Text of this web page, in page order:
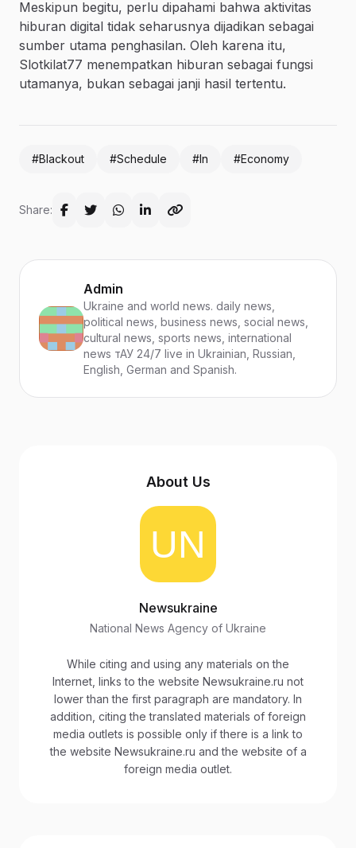
Meskipun begitu, perlu dipahami bahwa aktivitas
hiburan digital tidak seharusnya dijadikan sebagai
sumber utama penghasilan. Oleh karena itu,
Slotkilat77 menempatkan hiburan sebagai fungsi
utamanya, bukan sebagai janji hasil tertentu.
#Blackout #Schedule #In #Economy
Share:
Admin
Ukraine and world news. daily news,
political news, business news, social news,
cultural news, sports news, international
news тАУ 24/7 live in Ukrainian, Russian,
English, German and Spanish.
About Us
Newsukraine
National News Agency of Ukraine
While citing and using any materials on the
Internet, links to the website Newsukraine.ru not
lower than the first paragraph are mandatory. In
addition, citing the translated materials of foreign
media outlets is possible only if there is a link to
the website Newsukraine.ru and the website of a
foreign media outlet.